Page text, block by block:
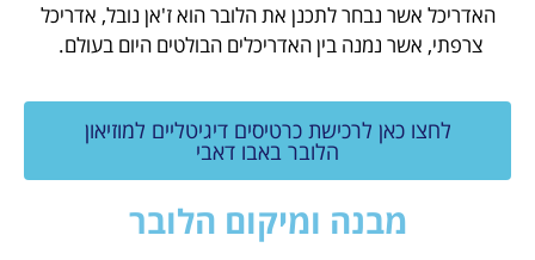
האדריכל אשר נבחר לתכנן את הלובר הוא ז'אן נובל, אדריכל
צרפתי, אשר נמנה בין האדריכלים הבולטים היום בעולם.
לחצו כאן לרכישת כרטיסים דיגיטליים למוזיאון
הלובר באבו דאבי
מבנה ומיקום הלובר